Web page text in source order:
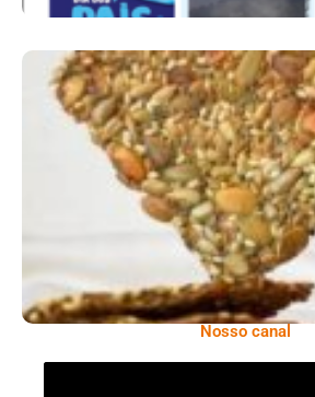
Comer Bem: Cracker De
Nosso canal